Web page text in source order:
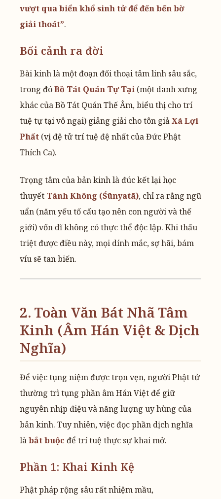
vượt qua biển khổ sinh tử để đến bến bờ
giải thoát”.
Bối cảnh ra đời
Bài kinh là một đoạn đối thoại tâm linh sâu sắc,
trong đóBồ Tát Quán Tự Tại (một danh xưng
khác của Bồ Tát Quán Thế Âm, biểu thị cho trí
tuệ tự tại vô ngại) giảng giải cho tôn giảXá Lợi
Phất (vị đệ tử trí tuệ đệ nhất của Đức Phật
Thích Ca).
Trọng tâm của bản kinh là đúc kết lại học
thuyết Tánh Không (Śūnyatā), chỉ ra rằng ngũ
uẩn (năm yếu tố cấu tạo nên con người và thế
giới) vốn dĩ không có thực thể độc lập. Khi thấu
triệt được điều này, mọi dính mắc, sợ hãi, bám
víu sẽ tan biến.
2. Toàn Văn Bát Nhã Tâm
Kinh (Âm Hán Việt & Dịch
Nghĩa)
Để việc tụng niệm được trọn vẹn, người Phật tử
thường trì tụng phần âm Hán Việt để giữ
nguyên nhịp điệu và năng lượng uy hùng của
bản kinh. Tuy nhiên, việc đọc phần dịch nghĩa
làbắt buộc để trí tuệ thực sự khai mở.
Phần 1: Khai Kinh Kệ
Phật pháp rộng sâu rất nhiệm mầu,